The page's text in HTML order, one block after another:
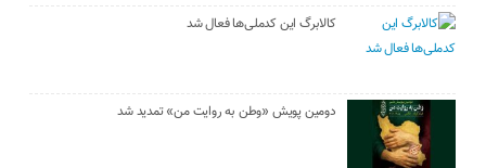
کالابرگ این کدملی‌ها فعال شد
دومین پویش «وطن به روایت من» تمدید شد